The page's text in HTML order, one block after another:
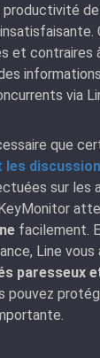
productivité
et contraires
via
que
les
sur les
facilement.
Line vous
paresseux
pouvez